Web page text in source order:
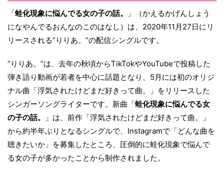
「蛙化現象に悩んでる女の子の話。
」（かえるかげんしょう
になやんでるおんなのこのはなし）は、2020年11月27日にリ
リースされる“りりあ。”の配信シングルです。
“りりあ。”は、去年の秋頃からTikTokやYouTubeで投稿した
弾き語り動画が若者を中心に話題となり、5月には初のオリジ
ナル曲「浮気されたけどまだ好きって曲。」をリリースした
シンガーソングライターです。新曲「蛙化現象に悩んでる女
の子の話。
」は、前作「浮気されたけどまだ好きって曲。」
から約半年ぶりとなるシングルで、Instagramで「どんな曲を
聴きたいか」を募集したところ、圧倒的に蛙化現象で悩んで
る女の子が多かったことから制作されました。